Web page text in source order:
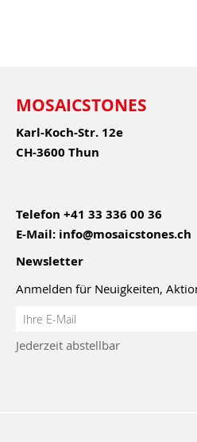
MOSAICSTONES
Karl-Koch-Str. 12e
CH-3600 Thun
Telefon +41 33 336 00 36
E-Mail: info@mosaicstones.ch
Newsletter
Anmelden für Neuigkeiten,
Anmeldung
Newsletter:
Jederzeit abstellbar